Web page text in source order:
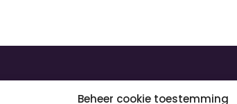
Beheer cookie toestemming